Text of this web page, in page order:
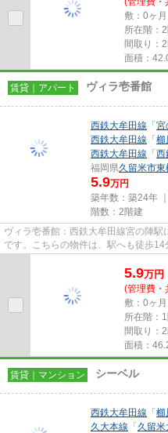
敷：0ヶ
所在階：
間取り：
面積：
賃貸｜アパート ヴィラ壱番館
西鉄大牟田線 「宮
西鉄大牟田線 「櫛
西鉄大牟田線 「西
福岡県久留米市東
5.9万円
築年数：築24年
階数：2階建
ヴィラ壱番館：西鉄大牟田線宮の陣駅
です。こちらの物件は、駅へも徒歩14
代も安く抑えられる通風良好...
5.9万円
(管理費・
敷：0ヶ
所在階：
間取り：
面積：
賃貸｜マンション シーベル
西鉄大牟田線 「櫛
久大本線 「久留